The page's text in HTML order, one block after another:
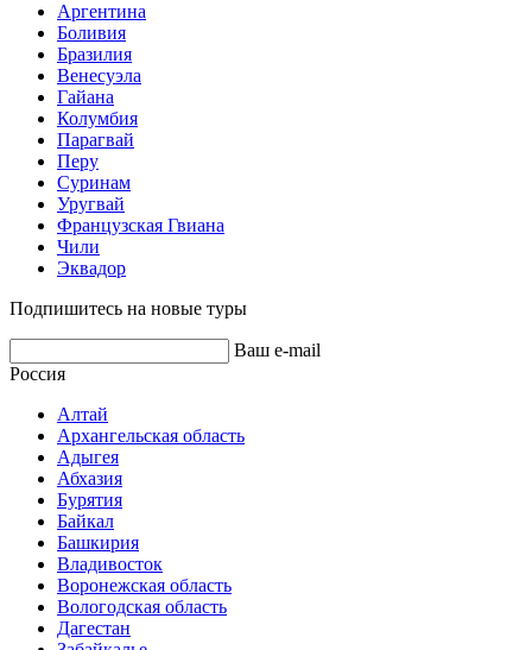
Аргентина
Боливия
Бразилия
Венесуэла
Гайана
Колумбия
Парагвай
Перу
Суринам
Уругвай
Французская Гвиана
Чили
Эквадор
Подпишитесь на новые туры
Ваш e-mail
Россия
Алтай
Архангельская область
Адыгея
Абхазия
Бурятия
Байкал
Башкирия
Владивосток
Воронежская область
Вологодская область
Дагестан